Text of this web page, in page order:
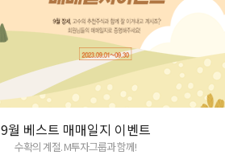
9월 베스트 매매일지 이벤트
수확의 계절. M투자그룹과 함께!